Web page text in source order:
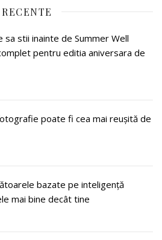
RECENTE
sa stii inainte de Summer Well
pentru editia aniversara de
poate fi cea mai reușită de
bazate pe inteligență
mai bine decât tine